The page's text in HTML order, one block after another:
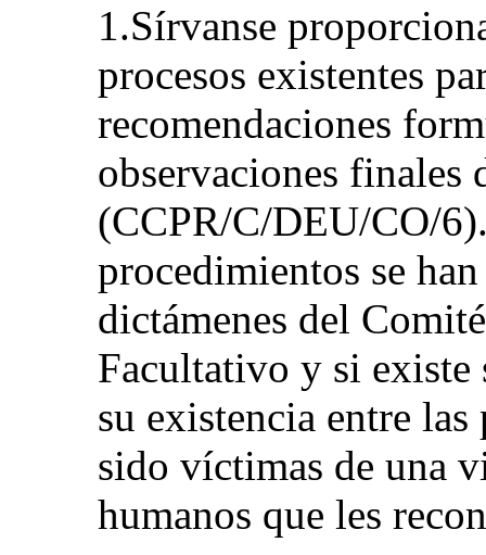
1.Sírvanse
procesos existentes
recomendaciones
observaciones finales
(CCPR/C/DEU/CO/
procedimientos se
dictámenes del
Facultativo y si
su existencia entre las
sido víctimas de una
humanos que les